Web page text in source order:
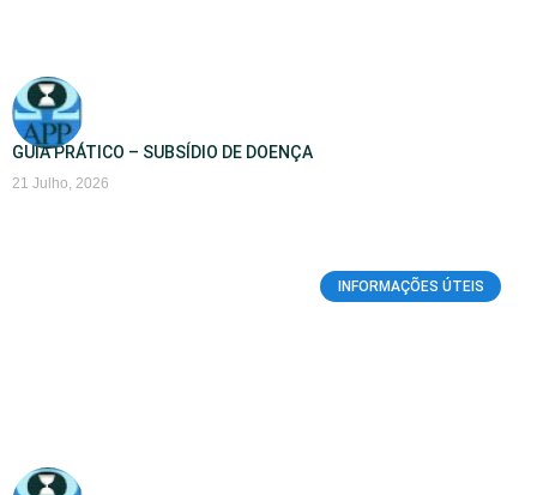
GUIA PRÁTICO – SUBSÍDIO DE DOENÇA
21 Julho, 2026
INFORMAÇÕES ÚTEIS